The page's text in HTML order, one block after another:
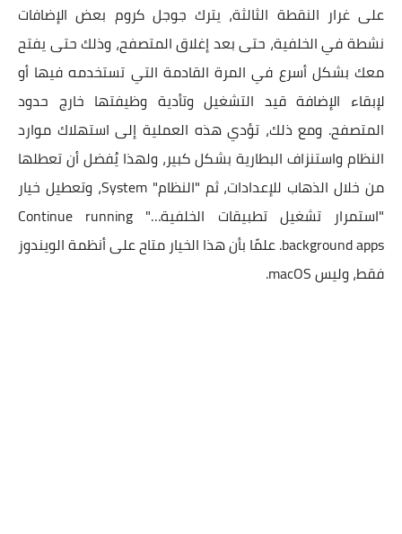
على غرار النقطة الثالثة، يترك جوجل كروم بعض الإضافات
نشطة في الخلفية، حتى بعد إغلاق المتصفح، وذلك حتى يفتح
معك بشكل أسرع في المرة القادمة التي تستخدمه فيها أو
لإبقاء الإضافة قيد التشغيل وتأدية وظيفتها خارج حدود
المتصفح. ومع ذلك، تؤدي هذه العملية إلى استهلاك موارد
النظام واستنزاف البطارية بشكل كبير، ولهذا يُفضل أن تعطلها
من خلال الذهاب للإعدادات، ثم "النظام" System، وتعطيل خيار
"‏استمرار تشغيل تطبيقات الخلفية…" Continue running
background apps. علمًا بأن هذا الخيار متاح على أنظمة الويندوز
فقط، وليس macOS.